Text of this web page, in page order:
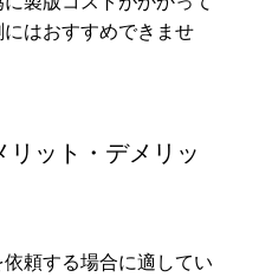
はおすすめできませ
ット・デメリッ
頼する場合に適してい